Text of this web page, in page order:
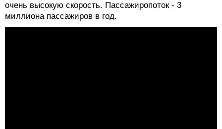
очень высокую скорость. Пассажиропоток - 3
миллиона пассажиров в год.